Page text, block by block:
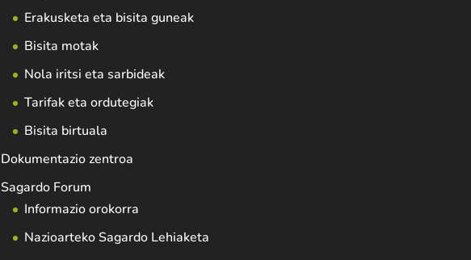
Erakusketa eta bisita guneak
Bisita motak
Nola iritsi eta sarbideak
Tarifak eta ordutegiak
Bisita birtuala
Dokumentazio zentroa
Sagardo Forum
Informazio orokorra
Nazioarteko Sagardo Lehiaketa